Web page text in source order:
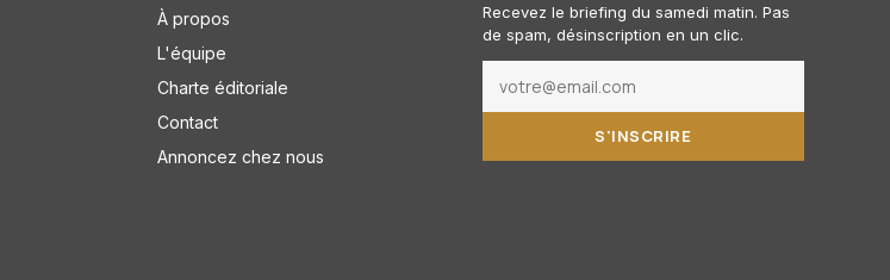
À propos
L'équipe
Charte éditoriale
Contact
Annoncez chez nous
Recevez le briefing du samedi matin. Pas
de spam, désinscription en un clic.
S'INSCRIRE